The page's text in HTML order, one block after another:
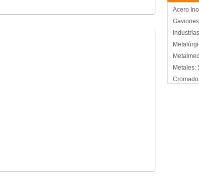
Acero
Gaviones
Metales: